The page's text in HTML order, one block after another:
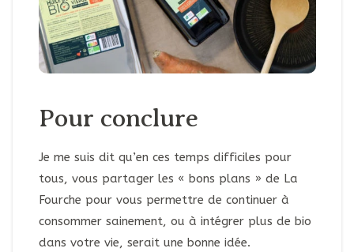
Pour conclure
Je me suis dit qu’en ces temps difficiles pour
tous, vous partager les « bons plans » de La
Fourche pour vous permettre de continuer à
consommer sainement, ou à intégrer plus de bio
dans votre vie, serait une bonne idée.